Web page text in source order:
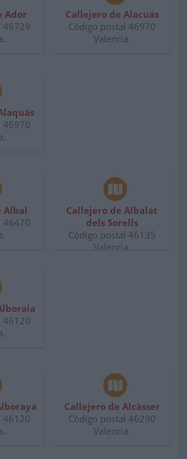
Ador
46729
Callejero de Alacuás
Código postal 46970
Valencia.
46970
Albal
46470
Callejero de Albalat
dels Sorells
Código postal 46135
Valencia.
46120
46120
Callejero de Alcàsser
Código postal 46290
Valencia.